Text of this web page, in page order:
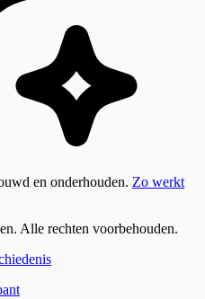
en onderhouden. Zo werkt
Alle rechten voorbehouden.